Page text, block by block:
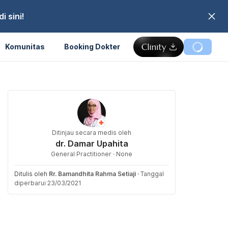
sini!
Komunitas Booking Dokter
Ditinjau secara medis oleh
dr. Damar Upahita
General Practitioner · None
Ditulis oleh Rr. Bamandhita Rahma Setiaji · Tanggal
diperbarui 23/03/2021